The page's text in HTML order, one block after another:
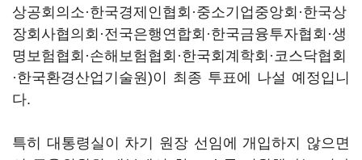
상공회의소·한국경제인협회·중소기업중앙회·한국상
장회사협의회·전국은행연합회·한국금융투자협회·생
명보험협회·손해보험협회·한국회계학회·코스닥협회
·한국환경산업기술원)이 최종 투표에 나설 예정입니
다.
특히 대통령실이 차기 원장 선임에 개입하지 않으면